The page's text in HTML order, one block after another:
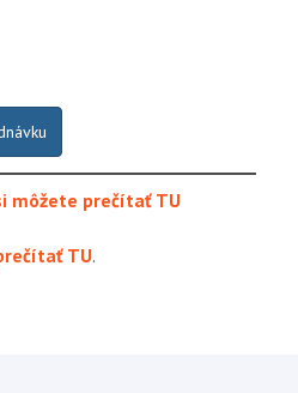
môžete prečítať TU
TU.